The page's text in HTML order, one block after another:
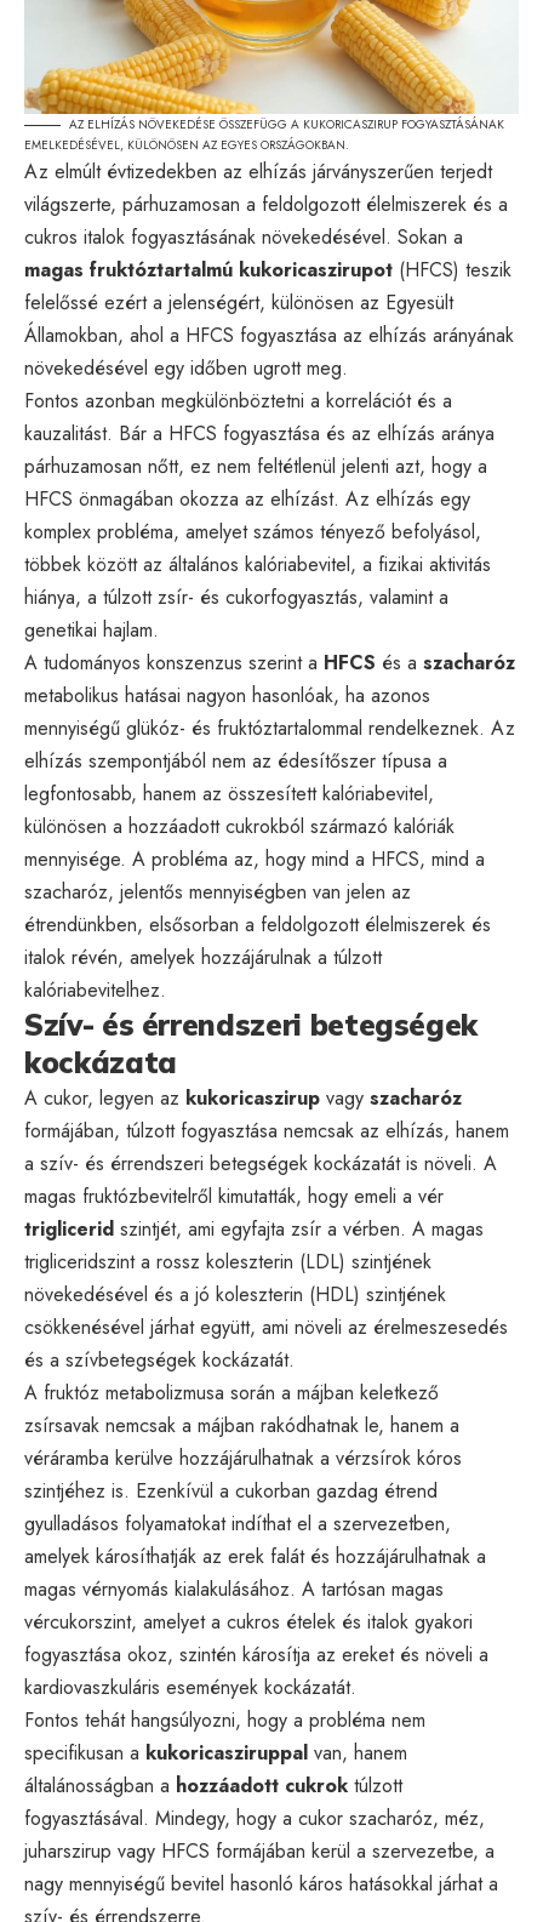
AZ ELHÍZÁS NÖVEKEDÉSE ÖSSZEFÜGG A KUKORICASZIRUP FOGYASZTÁSÁNAK
EMELKEDÉSÉVEL, KÜLÖNÖSEN AZ EGYES ORSZÁGOKBAN.
Az elmúlt évtizedekben az elhízás járványszerűen terjedt
világszerte, párhuzamosan a feldolgozott élelmiszerek és a
cukros italok fogyasztásának növekedésével. Sokan a
magas fruktóztartalmú kukoricaszirupot (HFCS) teszik
felelőssé ezért a jelenségért, különösen az Egyesült
Államokban, ahol a HFCS fogyasztása az elhízás arányának
növekedésével egy időben ugrott meg.
Fontos azonban megkülönböztetni a korrelációt és a
kauzalitást. Bár a HFCS fogyasztása és az elhízás aránya
párhuzamosan nőtt, ez nem feltétlenül jelenti azt, hogy a
HFCS önmagában okozza az elhízást. Az elhízás egy
komplex probléma, amelyet számos tényező befolyásol,
többek között az általános kalóriabevitel, a fizikai aktivitás
hiánya, a túlzott zsír- és cukorfogyasztás, valamint a
genetikai hajlam.
A tudományos konszenzus szerint a HFCS és a szacharóz
metabolikus hatásai nagyon hasonlóak, ha azonos
mennyiségű glükóz- és fruktóztartalommal rendelkeznek. Az
elhízás szempontjából nem az édesítőszer típusa a
legfontosabb, hanem az összesített kalóriabevitel,
különösen a hozzáadott cukrokból származó kalóriák
mennyisége. A probléma az, hogy mind a HFCS, mind a
szacharóz, jelentős mennyiségben van jelen az
étrendünkben, elsősorban a feldolgozott élelmiszerek és
italok révén, amelyek hozzájárulnak a túlzott
kalóriabevitelhez.
Szív- és érrendszeri betegségek
kockázata
A cukor, legyen az kukoricaszirup vagy szacharóz
formájában, túlzott fogyasztása nemcsak az elhízás, hanem
a szív- és érrendszeri betegségek kockázatát is növeli. A
magas fruktózbevitelről kimutatták, hogy emeli a vér
triglicerid szintjét, ami egyfajta zsír a vérben. A magas
trigliceridszint a rossz koleszterin (LDL) szintjének
növekedésével és a jó koleszterin (HDL) szintjének
csökkenésével járhat együtt, ami növeli az érelmeszesedés
és a szívbetegségek kockázatát.
A fruktóz metabolizmusa során a májban keletkező
zsírsavak nemcsak a májban rakódhatnak le, hanem a
véráramba kerülve hozzájárulhatnak a vérzsírok kóros
szintjéhez is. Ezenkívül a cukorban gazdag étrend
gyulladásos folyamatokat indíthat el a szervezetben,
amelyek károsíthatják az erek falát és hozzájárulhatnak a
magas vérnyomás kialakulásához. A tartósan magas
vércukorszint, amelyet a cukros ételek és italok gyakori
fogyasztása okoz, szintén károsítja az ereket és növeli a
kardiovaszkuláris események kockázatát.
Fontos tehát hangsúlyozni, hogy a probléma nem
specifikusan a kukoricasziruppal van, hanem
általánosságban a hozzáadott cukrok túlzott
fogyasztásával. Mindegy, hogy a cukor szacharóz, méz,
juharszirup vagy HFCS formájában kerül a szervezetbe, a
nagy mennyiségű bevitel hasonló káros hatásokkal járhat a
szív- és érrendszerre.